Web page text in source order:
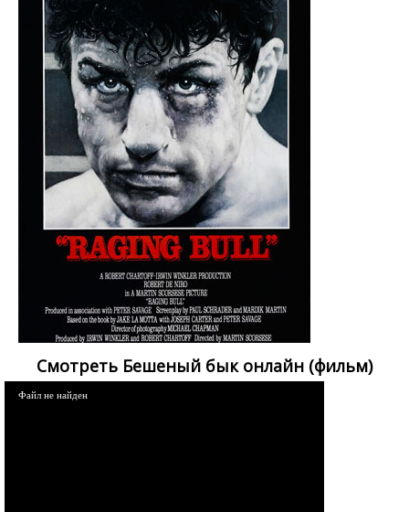
Смотреть Бешеный бык онлайн (фильм)
Файл не найден